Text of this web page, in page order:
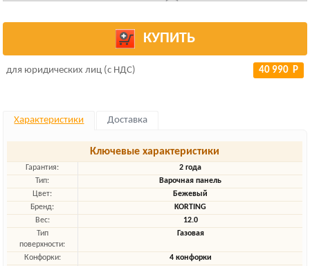
КУПИТЬ
для юридических лиц (с НДС) 40 990 Р
Характеристики Доставка
Ключевые характеристики
Гарантия:
2 года
Тип:
Варочная панель
Цвет:
Бежевый
Бренд:
KORTING
Вес:
12.0
Тип
поверхности:
Газовая
Конфорки:
4 конфорки